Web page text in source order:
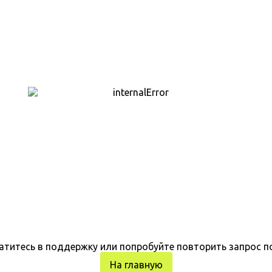
в поддержку или попробуйте повторить запрос
На главную